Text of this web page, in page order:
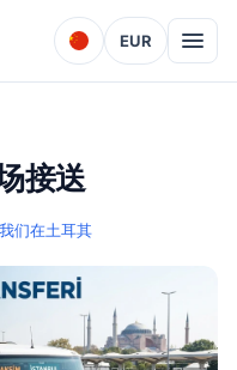
EUR
接送
们在土耳其